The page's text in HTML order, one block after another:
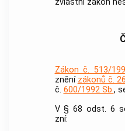
Zákon č. 513/
znění zákonů č.
č. 600/1992 Sb.,
V § 68 odst. 6
zní: